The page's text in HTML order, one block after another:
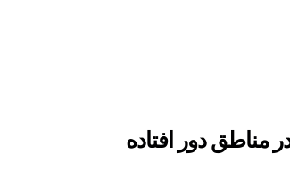
مناطق دور افتاده